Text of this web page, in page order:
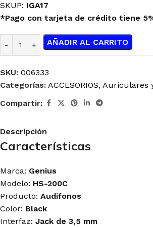
SKUP: IGA17
*Pago con tarjeta de crédito tiene
AÑADIR AL CARRITO
SKU: 006333
Categorías: ACCESORIOS, Auriculares
Compartir:
Descripción
Características
Marca: Genius
Modelo: HS-200C
Producto: Audifonos
Color: Black
Interfaz: Jack de 3,5 mm